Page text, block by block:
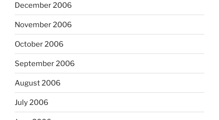
December 2006
November 2006
October 2006
September 2006
August 2006
July 2006